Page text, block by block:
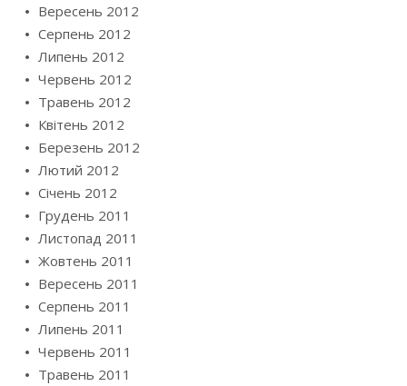
Вересень 2012
Серпень 2012
Липень 2012
Червень 2012
Травень 2012
Квітень 2012
Березень 2012
Лютий 2012
Січень 2012
Грудень 2011
Листопад 2011
Жовтень 2011
Вересень 2011
Серпень 2011
Липень 2011
Червень 2011
Травень 2011